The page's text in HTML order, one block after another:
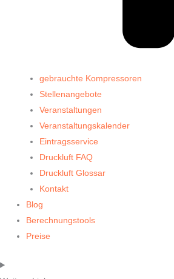
gebrauchte Kompressoren
Stellenangebote
Veranstaltungen
Veranstaltungskalender
Eintragsservice
Druckluft FAQ
Druckluft Glossar
Kontakt
Blog
Berechnungstools
Preise